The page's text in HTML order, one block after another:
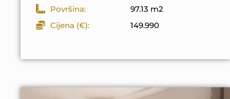
Površina:
97.13 m2
Cijena (€):
149.990